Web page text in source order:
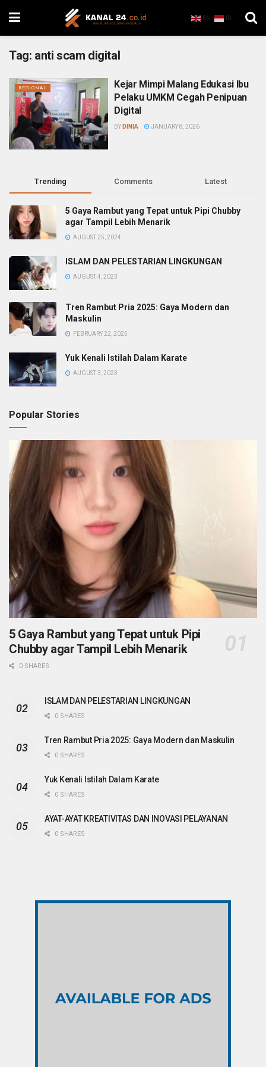
EN ID
Tag: anti scam digital
REGIONAL
Kejar Mimpi Malang Edukasi Ibu
Pelaku UMKM Cegah Penipuan
Digital
BY DINIA JANUARY 8, 2026
Trending Comments Latest
5 Gaya Rambut yang Tepat untuk Pipi Chubby
agar Tampil Lebih Menarik
AUGUST 25, 2024
ISLAM DAN PELESTARIAN LINGKUNGAN
AUGUST 4, 2023
Tren Rambut Pria 2025: Gaya Modern dan
Maskulin
FEBRUARY 22, 2025
Yuk Kenali Istilah Dalam Karate
AUGUST 3, 2023
Popular Stories
5 Gaya Rambut yang Tepat untuk Pipi
Chubby agar Tampil Lebih Menarik
0 SHARES
ISLAM DAN PELESTARIAN LINGKUNGAN
0 SHARES
Tren Rambut Pria 2025: Gaya Modern dan Maskulin
0 SHARES
Yuk Kenali Istilah Dalam Karate
0 SHARES
AYAT-AYAT KREATIVITAS DAN INOVASI PELAYANAN
0 SHARES